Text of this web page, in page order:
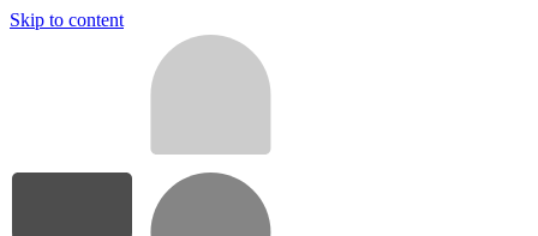
Skip to content